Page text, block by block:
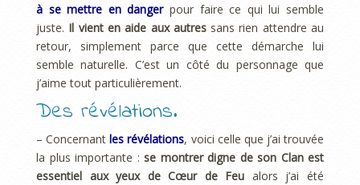
à se mettre en dangerpour faire ce qui lui semble
juste. Il vient en aide aux autressans rien attendre au
retour, simplement parce que cette démarche lui
semble naturelle. C’est un côté du personnage que
j’aime tout particulièrement.
Des révélations.
– Concernantles révélations, voici celle que j’ai trouvée
la plus importante : se montrer digne de son Clan est
essentiel aux yeux de Cœur de Feu alors j’ai été